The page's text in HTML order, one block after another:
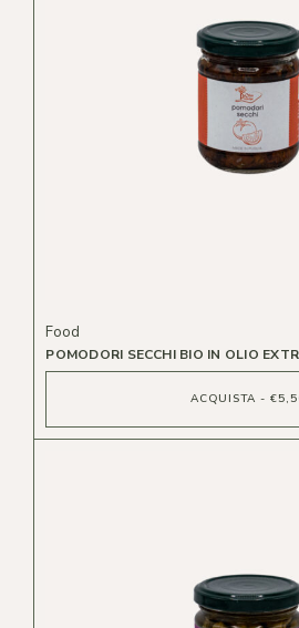
POMODORI SECCHI BIO IN OLIO
Food
ACQUISTA -